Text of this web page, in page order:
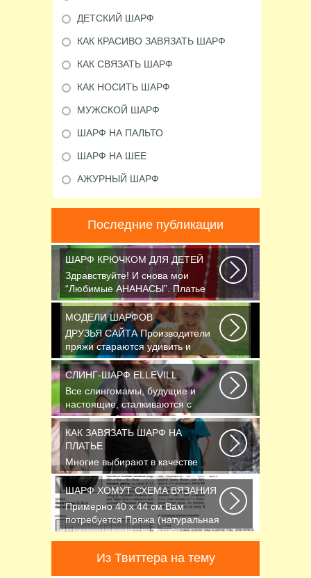
ДЕТСКИЙ ШАРФ
КАК КРАСИВО ЗАВЯЗАТЬ ШАРФ
КАК СВЯЗАТЬ ШАРФ
КАК НОСИТЬ ШАРФ
МУЖСКОЙ ШАРФ
ШАРФ НА ПАЛЬТО
ШАРФ НА ШЕЕ
АЖУРНЫЙ ШАРФ
Последние публикации
ШАРФ КРЮЧКОМ ДЛЯ ДЕТЕЙ
Здравствуйте! И снова мои
“Любимые АНАНАСЫ”. Платье
связано крючком 1.75...
МОДЕЛИ ШАРФОВ
ДРУЗЬЯ САЙТА Производители
пряжи стараются удивить и
облегчить труд вязальщицам...
СЛИНГ-ШАРФ ELLEVILL
Все слингомамы, будущие и
настоящие, сталкиваются с
проблемой выбора слинга...
КАК ЗАВЯЗАТЬ ШАРФ НА
ПЛАТЬЕ
Многие выбирают в качестве
аксессуара красивый платок или
шарфик, однако...
ШАРФ ХОМУТ СХЕМА ВЯЗАНИЯ
Примерно 40 х 44 см Вам
потребуется Пряжа (натуральная
шерсть, альпака...
Из Твиттера на тему